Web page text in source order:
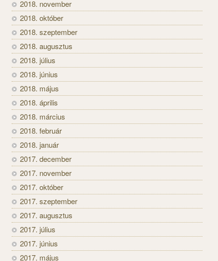
2018. november
2018. október
2018. szeptember
2018. augusztus
2018. július
2018. június
2018. május
2018. április
2018. március
2018. február
2018. január
2017. december
2017. november
2017. október
2017. szeptember
2017. augusztus
2017. július
2017. június
2017. május